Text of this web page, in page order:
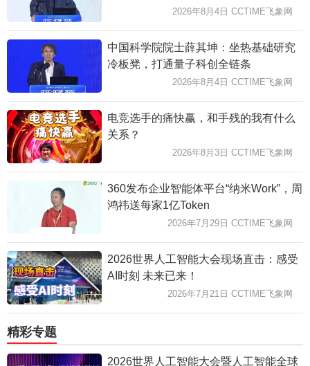
2026年8月4日 CCTIME飞象网
中国科学院院士薛其坤：坐热基础研究
冷板凳，打通量子科创全链条
2026年8月4日 CCTIME飞象网
电竞选手的痛快赢，和手残的我有什么
关系？
2026年8月3日 CCTIME飞象网
360发布企业智能体平台“纳米Work”，周
鸿祎送每家1亿Token
2026年7月29日 CCTIME飞象网
2026世界人工智能大会现场直击：感受
AI时刻 未来已来！
2026年7月21日 CCTIME飞象网
精彩专题
2026世界人工智能大会暨人工智能全球